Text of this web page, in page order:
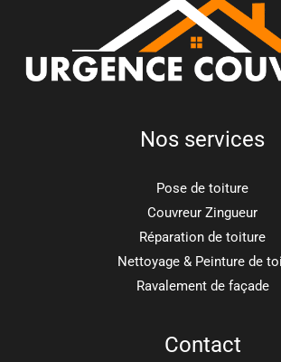
Nos services
Pose de toiture
Couvreur Zingueur
Réparation de toiture
Nettoyage & Peinture de
Ravalement de façade
Contact